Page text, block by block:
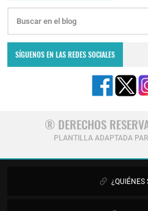
SÍGUENOS EN LAS REDES SOCIALES
® DERECHOS
PLANTILLA ADAPTADA
¿QUIÉNES